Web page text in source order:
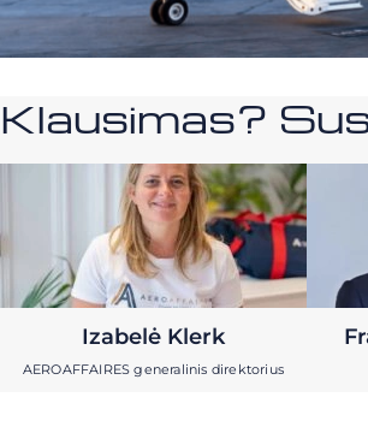
Klausimas?
Izabelė Klerk
AEROAFFAIRES generalinis direktorius